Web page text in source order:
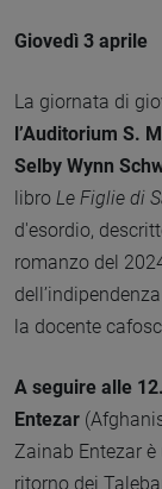
Giovedì 3 aprile
La giornata di
l’Auditorium S.
Selby Wynn
libro Le Figlie di
d'esordio,
romanzo del
la docente
A seguire alle
Entezar
Zainab Entezar
ritorno dei